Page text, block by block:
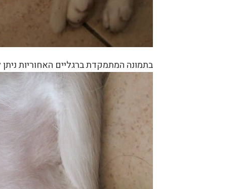
בתמונה המתמקדת ברגליים האחוריות